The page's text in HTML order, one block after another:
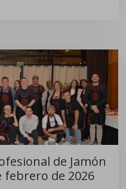
de Jamón
febrero de 2026